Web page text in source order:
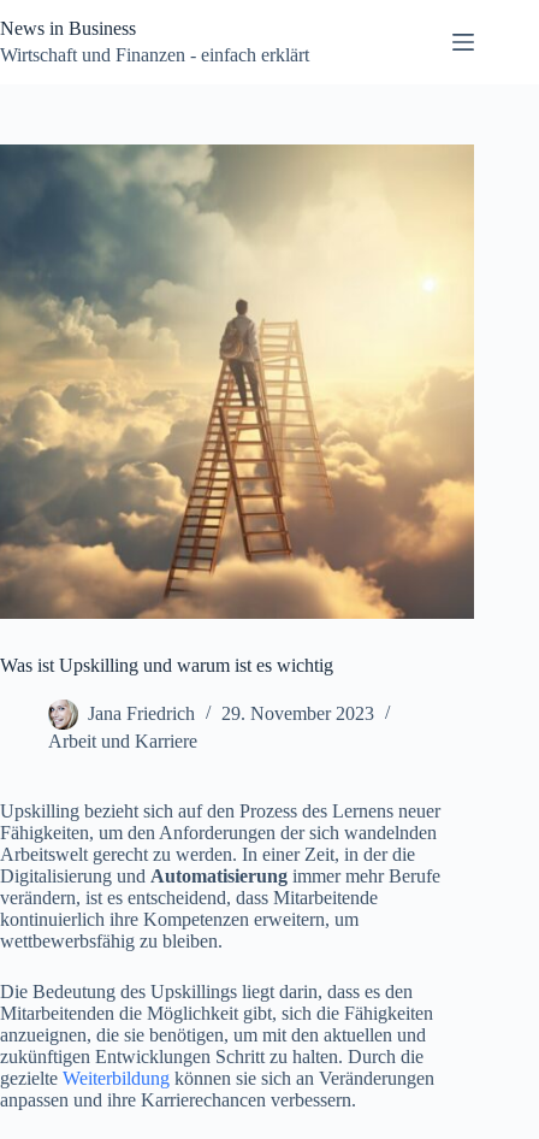
Inhalt
springen
News in Business
Wirtschaft und Finanzen - einfach erklärt
Was ist Upskilling und warum ist es wichtig
Jana Friedrich
29. November 2023
Arbeit und Karriere
Upskilling bezieht sich auf den Prozess des Lernens neuer
Fähigkeiten, um den Anforderungen der sich wandelnden
Arbeitswelt gerecht zu werden. In einer Zeit, in der die
Digitalisierung und Automatisierung immer mehr Berufe
verändern, ist es entscheidend, dass Mitarbeitende
kontinuierlich ihre Kompetenzen erweitern, um
wettbewerbsfähig zu bleiben.
Die Bedeutung des Upskillings liegt darin, dass es den
Mitarbeitenden die Möglichkeit gibt, sich die Fähigkeiten
anzueignen, die sie benötigen, um mit den aktuellen und
zukünftigen Entwicklungen Schritt zu halten. Durch die
gezielte Weiterbildung können sie sich an Veränderungen
anpassen und ihre Karrierechancen verbessern.